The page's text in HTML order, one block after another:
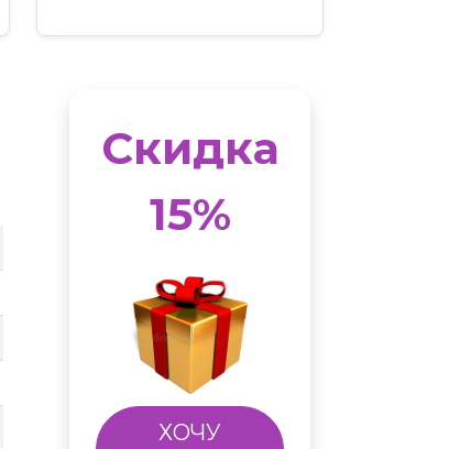
Скидка
15%
ХОЧУ